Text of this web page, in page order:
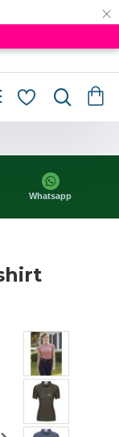
×
Whatsapp